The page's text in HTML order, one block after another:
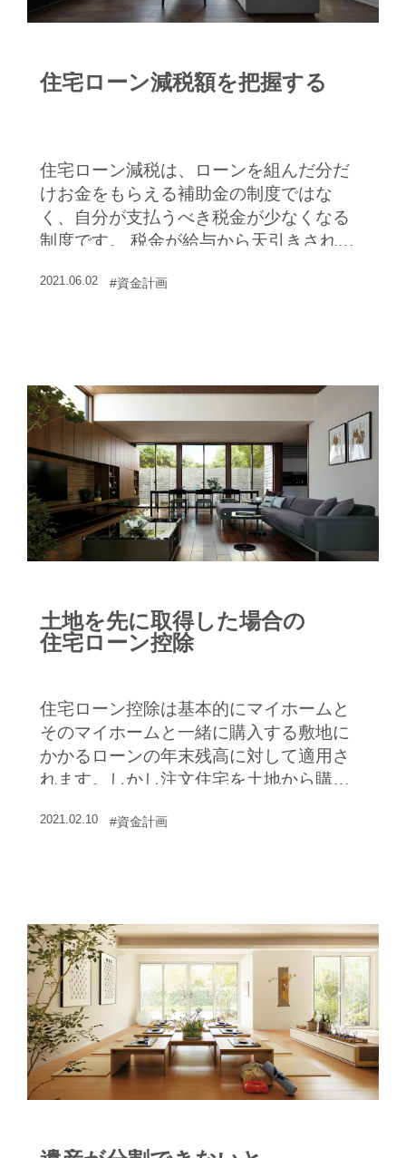
住宅ローン減税額を把握する
住宅ローン減税は、ローンを組んだ分だ
けお金をもらえる補助金の制度ではな
く、自分が支払うべき税金が少なくなる
制度です。 税金が給与から天引きされる
税により給与の手取り額が増えることに
2021.06.02 #資金計画
土地を先に取得した場合の
住宅ローン控除
住宅ローン控除は基本的にマイホームと
そのマイホームと一緒に購入する敷地に
かかるローンの年末残高に対して適用さ
れます。しかし注文住宅を土地から購入
2021.02.10 #資金計画